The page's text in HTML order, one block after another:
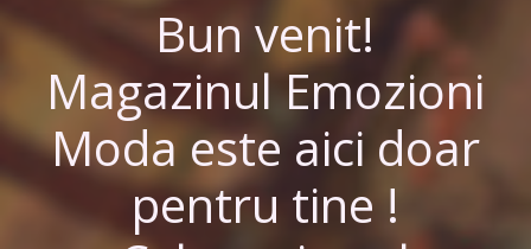
Bun venit!
Magazinul Emozioni
Moda este aici doar
pentru tine !